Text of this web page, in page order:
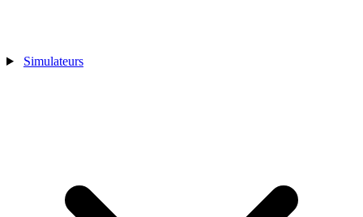
Simulateurs